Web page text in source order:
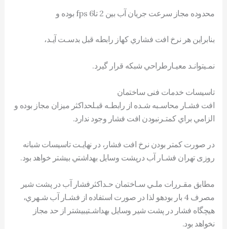
محدوده مجاز سرعت جريان آب بين 2 تاfps 6 بوده و
بنابراين هر نرخ افت فشاري کهاز رابطه قبل بدسـت آيـد،
نمـيتوانـد معيـارطراحي شبکه قرار گيرد.
تاسیسات خدمات فنی ساختمان
افت فشـار محاسـبه شـده از رابطـه قبـلحداکثر ميزان مجاز بوده و
الزامي براي کمتـرنبودن افت فشار وجود ندارد.
در صورت کمتر بودن نرخ افت فشار، در نهايـت تاسیسات شبانه
روزی تهران فشـار آب درپشت وسايل بهداشتي بيشتر خواهد بود.
مطابق مقـررات ملـي سـاختمان حـداکثرفشار آب در پشت شير
مصرف 4 بار بودهو لذا در صورت استفاده از فشـار آب شـهري،
هيچگاه فشار در پشت شير وسايل بهداشـتيبيشتر از حد مجاز
نخواهد بود.